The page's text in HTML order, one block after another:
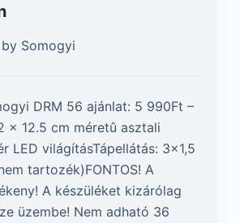
Somogyi
DRM 56 ajánlat: 5 990Ft –
x 12.5 cm méretû asztali
LED világításTápellátás: 3×1,5
tartozék)FONTOS! A
A készüléket kizárólag
üzembe! Nem adható 36